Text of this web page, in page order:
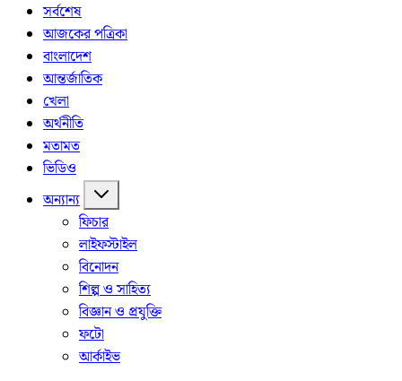
সর্বশেষ
আজকের পত্রিকা
বাংলাদেশ
আন্তর্জাতিক
খেলা
অর্থনীতি
মতামত
ভিডিও
অন্যান্য
ফিচার
লাইফস্টাইল
বিনোদন
শিল্প ও সাহিত্য
বিজ্ঞান ও প্রযুক্তি
ফটো
আর্কাইভ